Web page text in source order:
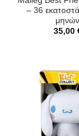
– 36
μηνών
35,00